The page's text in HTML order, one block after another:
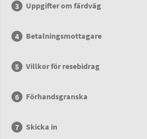
Uppgifter om färdväg
Betalningsmottagare
Villkor för resebidrag
Förhandsgranska
Skicka in